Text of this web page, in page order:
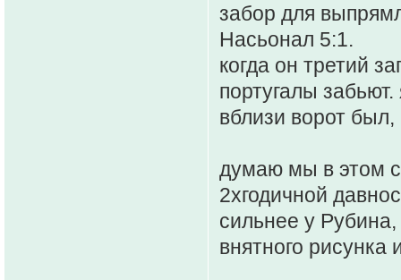
забор для
Насьонал 5:1.
когда он третий
португалы
вблизи ворот был,
думаю мы в этом
2хгодичной
сильнее у
внятного